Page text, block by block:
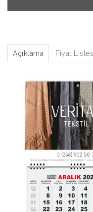
Açıklama Fiyat